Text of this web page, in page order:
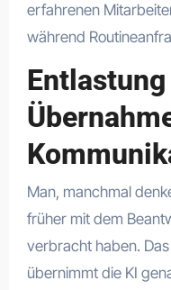
erfahrenen
während
Man, manchmal
früher mit dem
verbracht haben.
übernimmt die KI